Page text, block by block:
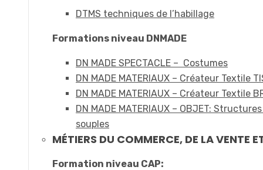
DTMS techniques de l’habillage
Formations niveau DNMADE
DN MADE SPECTACLE – Costumes
DN MADE MATERIAUX – Créateur Textile
DN MADE MATERIAUX – Créateur Textile
DN MADE MATERIAUX – OBJET:
souples
MÉTIERS DU COMMERCE, DE LA VENTE
Formation niveau CAP: